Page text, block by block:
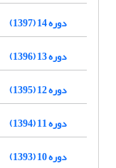
دوره 14 (1397)
دوره 13 (1396)
دوره 12 (1395)
دوره 11 (1394)
دوره 10 (1393)